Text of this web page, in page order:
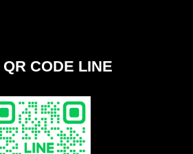
QR CODE LINE